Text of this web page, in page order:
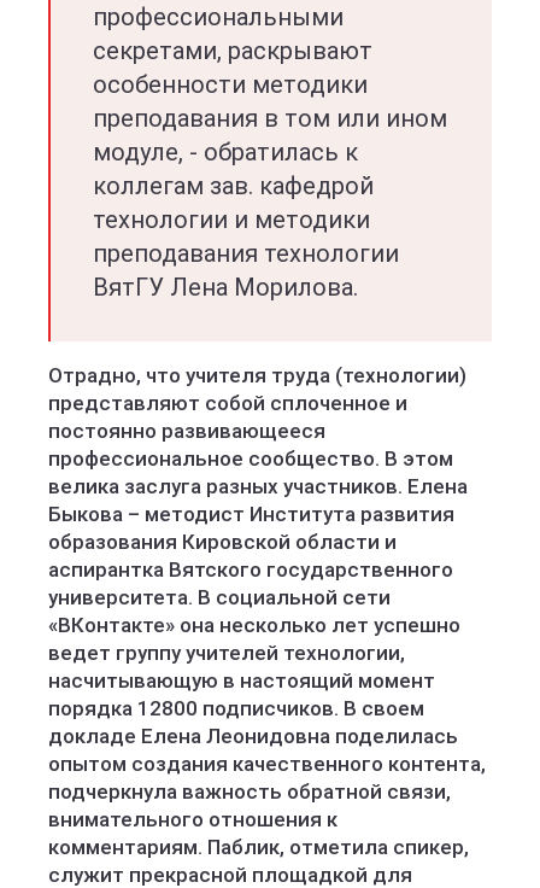
профессиональными
секретами, раскрывают
особенности методики
преподавания в том или ином
модуле, - обратилась к
коллегам зав. кафедрой
технологии и методики
преподавания технологии
ВятГУ Лена Морилова.
Отрадно, что учителя труда (технологии)
представляют собой сплоченное и
постоянно развивающееся
профессиональное сообщество. В этом
велика заслуга разных участников. Елена
Быкова – методист Института развития
образования Кировской области и
аспирантка Вятского государственного
университета. В социальной сети
«ВКонтакте» она несколько лет успешно
ведет группу учителей технологии,
насчитывающую в настоящий момент
порядка 12800 подписчиков. В своем
докладе Елена Леонидовна поделилась
опытом создания качественного контента,
подчеркнула важность обратной связи,
внимательного отношения к
комментариям. Паблик, отметила спикер,
служит прекрасной площадкой для